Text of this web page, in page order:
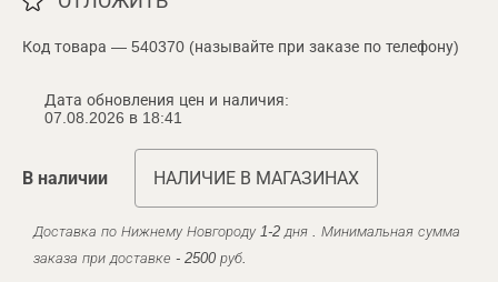
Код товара — 540370 (называйте при заказе по телефону)
Дата обновления цен и наличия:
07.08.2026 в 18:41
В наличии НАЛИЧИЕ В МАГАЗИНАХ
Доставка по Нижнему Новгороду 1-2 дня . Минимальная сумма
заказа при доставке - 2500 руб.